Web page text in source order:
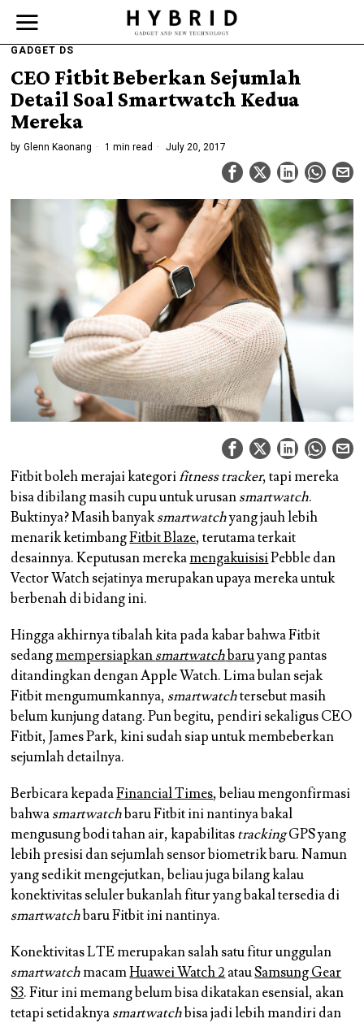
GADGET DS
CEO Fitbit Beberkan Sejumlah
Detail Soal Smartwatch Kedua
Mereka
by Glenn Kaonang 1 min read July 20, 2017
Fitbit boleh merajai kategorifitness tracker, tapi mereka
bisa dibilang masih cupu untuk urusansmartwatch.
Buktinya? Masih banyaksmartwatchyang jauh lebih
menarik ketimbangFitbit Blaze, terutama terkait
desainnya. Keputusan merekamengakuisisiPebble dan
Vector Watch sejatinya merupakan upaya mereka untuk
berbenah di bidang ini.
Hingga akhirnya tibalah kita pada kabar bahwa Fitbit
sedangmempersiapkansmartwatchbaruyang pantas
ditandingkan dengan Apple Watch. Lima bulan sejak
Fitbit mengumumkannya, smartwatchtersebut masih
belum kunjung datang. Pun begitu, pendiri sekaligus CEO
Fitbit, James Park, kini sudah siap untuk membeberkan
sejumlah detailnya.
Berbicara kepadaFinancial Times, beliau mengonfirmasi
bahwasmartwatchbaru Fitbit ini nantinya bakal
mengusung bodi tahan air, kapabilitastrackingGPS yang
lebih presisi dan sejumlah sensor biometrik baru. Namun
yang sedikit mengejutkan, beliau juga bilang kalau
konektivitas seluler bukanlah fitur yang bakal tersedia di
smartwatchbaru Fitbit ini nantinya.
Konektivitas LTE merupakan salah satu fitur unggulan
smartwatchmacamHuawei Watch 2 atauSamsung Gear
S3. Fitur ini memang belum bisa dikatakan esensial, akan
tetapi setidaknyasmartwatchbisa jadi lebih mandiri dan